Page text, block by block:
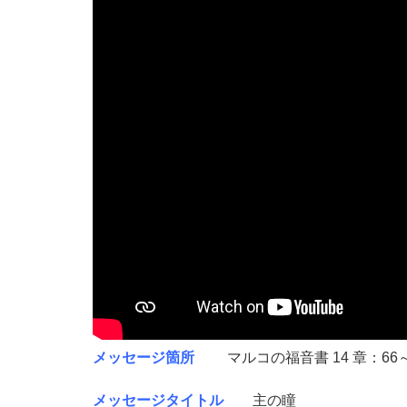
メッセージ箇所 マルコの福音書 14 章：66
メッセージタイトル主の瞳